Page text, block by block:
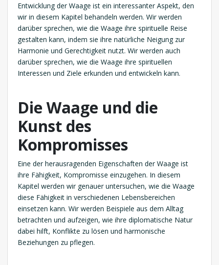
Entwicklung der Waage ist ein interessanter Aspekt, den
wir in diesem Kapitel behandeln werden. Wir werden
darüber sprechen, wie die Waage ihre spirituelle Reise
gestalten kann, indem sie ihre natürliche Neigung zur
Harmonie und Gerechtigkeit nutzt. Wir werden auch
darüber sprechen, wie die Waage ihre spirituellen
Interessen und Ziele erkunden und entwickeln kann.
Die Waage und die
Kunst des
Kompromisses
Eine der herausragenden Eigenschaften der Waage ist
ihre Fähigkeit, Kompromisse einzugehen. In diesem
Kapitel werden wir genauer untersuchen, wie die Waage
diese Fähigkeit in verschiedenen Lebensbereichen
einsetzen kann. Wir werden Beispiele aus dem Alltag
betrachten und aufzeigen, wie ihre diplomatische Natur
dabei hilft, Konflikte zu lösen und harmonische
Beziehungen zu pflegen.